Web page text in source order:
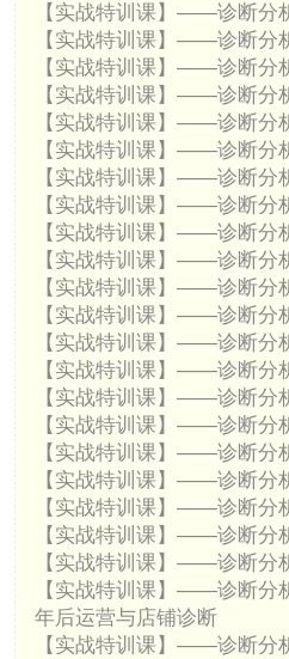
【实战特训课】——诊断分
【实战特训课】——诊断分
【实战特训课】——诊断分
【实战特训课】——诊断分
【实战特训课】——诊断分
【实战特训课】——诊断分
【实战特训课】——诊断分
【实战特训课】——诊断分
【实战特训课】——诊断分
【实战特训课】——诊断分
【实战特训课】——诊断分
【实战特训课】——诊断分
【实战特训课】——诊断分
【实战特训课】——诊断分
【实战特训课】——诊断分
【实战特训课】——诊断分
【实战特训课】——诊断分
【实战特训课】——诊断分
【实战特训课】——诊断分
【实战特训课】——诊断分
【实战特训课】——诊断分
【实战特训课】——诊断分
年后运营与店铺诊断
【实战特训课】——诊断分